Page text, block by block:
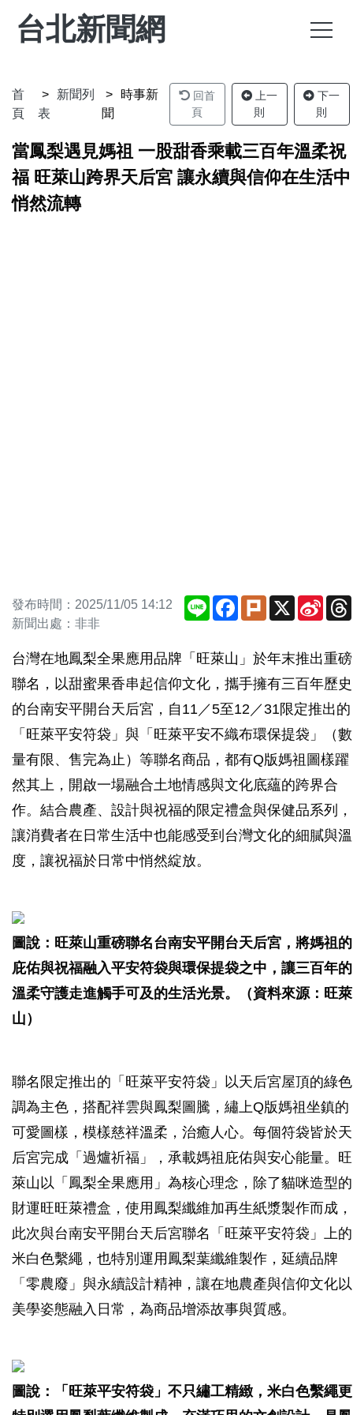
台北新聞網
首
頁
新聞列
表
時事新
聞
回首
頁
上一
則
下一
則
當鳳梨遇見媽祖 一股甜香乘載三百年溫柔祝
福 旺萊山跨界天后宮 讓永續與信仰在生活中
悄然流轉
發布時間：2025/11/05 14:12
新聞出處：非非
Line Facebook
Plurk X
Sina
台灣在地鳳梨全果應用品牌「旺萊山」於年末推出重磅
聯名，以甜蜜果香串起信仰文化，攜手擁有三百年歷史
的台南安平開台天后宮，自11／5至12／31限定推出的
「旺萊平安符袋」與「旺萊平安不織布環保提袋」（數
量有限、售完為止）等聯名商品，都有Q版媽祖圖樣躍
然其上，開啟一場融合土地情感與文化底蘊的跨界合
作。結合農產、設計與祝福的限定禮盒與保健品系列，
讓消費者在日常生活中也能感受到台灣文化的細膩與溫
度，讓祝福於日常中悄然綻放。
圖說：旺萊山重磅聯名台南安平開台天后宮，將媽祖的
庇佑與祝福融入平安符袋與環保提袋之中，讓三百年的
溫柔守護走進觸手可及的生活光景。（資料來源：旺萊
山）
聯名限定推出的「旺萊平安符袋」以天后宮屋頂的綠色
調為主色，搭配祥雲與鳳梨圖騰，繡上Q版媽祖坐鎮的
可愛圖樣，模樣慈祥溫柔，治癒人心。每個符袋皆於天
后宮完成「過爐祈福」，承載媽祖庇佑與安心能量。旺
萊山以「鳳梨全果應用」為核心理念，除了貓咪造型的
財運旺旺萊禮盒，使用鳳梨纖維加再生紙漿製作而成，
此次與台南安平開台天后宮聯名「旺萊平安符袋」上的
米白色繫繩，也特別運用鳳梨葉纖維製作，延續品牌
「零農廢」與永續設計精神，讓在地農產與信仰文化以
美學姿態融入日常，為商品增添故事與質感。
圖說：「旺萊平安符袋」不只繡工精緻，米白色繫繩更